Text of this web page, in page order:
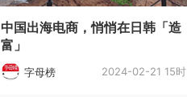
中国出海电商，悄悄在日韩「造
富」
字母榜 2024-02-21 15时